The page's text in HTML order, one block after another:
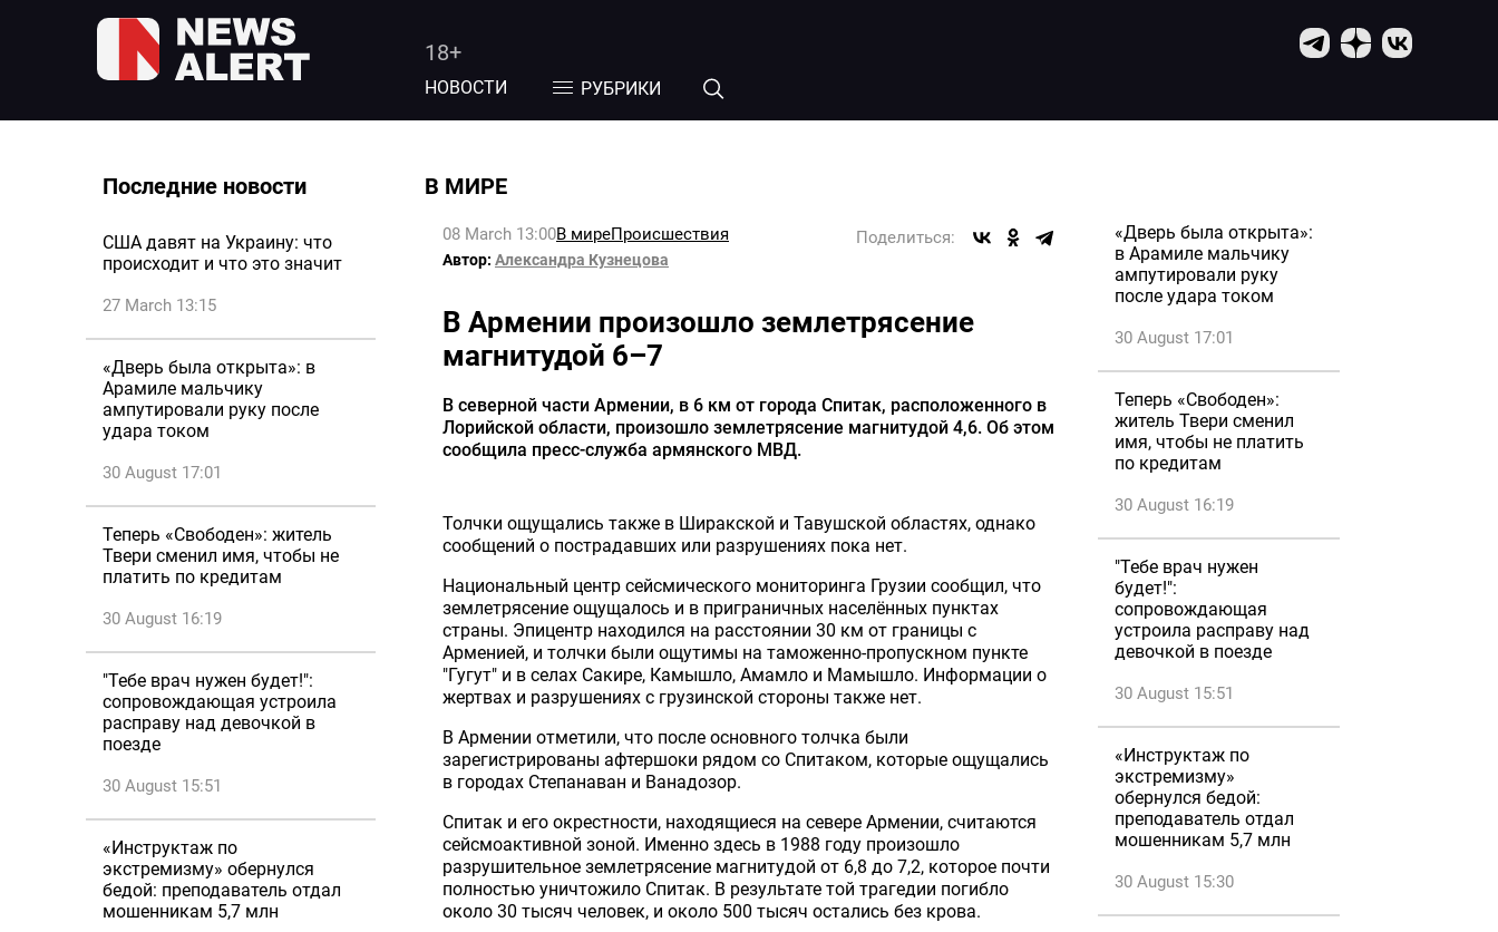
18+
НОВОСТИ РУБРИКИ
Последние новости
США давят на Украину: что
происходит и что это значит
27 March 13:15
«Дверь была открыта»: в
Арамиле мальчику
ампутировали руку после
удара током
30 August 17:01
Теперь «Свободен»: житель
Твери сменил имя, чтобы не
платить по кредитам
30 August 16:19
"Тебе врач нужен будет!":
сопровождающая устроила
расправу над девочкой в
поезде
30 August 15:51
«Инструктаж по
экстремизму» обернулся
бедой: преподаватель отдал
мошенникам 5,7 млн
В МИРЕ
08 March 13:00В миреПроисшествия Поделиться:
Автор: Александра Кузнецова
В Армении произошло землетрясение
магнитудой 6–7
В северной части Армении, в 6 км от города Спитак, расположенного в
Лорийской области, произошло землетрясение магнитудой 4,6. Об этом
сообщила пресс-служба армянского МВД.
Толчки ощущались также в Ширакской и Тавушской областях, однако
сообщений о пострадавших или разрушениях пока нет.
Национальный центр сейсмического мониторинга Грузии сообщил, что
землетрясение ощущалось и в приграничных населённых пунктах
страны. Эпицентр находился на расстоянии 30 км от границы с
Арменией, и толчки были ощутимы на таможенно-пропускном пункте
"Гугут" и в селах Сакире, Камышло, Амамло и Мамышло. Информации о
жертвах и разрушениях с грузинской стороны также нет.
В Армении отметили, что после основного толчка были
зарегистрированы афтершоки рядом со Спитаком, которые ощущались
в городах Степанаван и Ванадозор.
Спитак и его окрестности, находящиеся на севере Армении, считаются
сейсмоактивной зоной. Именно здесь в 1988 году произошло
разрушительное землетрясение магнитудой от 6,8 до 7,2, которое почти
полностью уничтожило Спитак. В результате той трагедии погибло
около 30 тысяч человек, и около 500 тысяч остались без крова.
«Дверь была открыта»:
в Арамиле мальчику
ампутировали руку
после удара током
30 August 17:01
Теперь «Свободен»:
житель Твери сменил
имя, чтобы не платить
по кредитам
30 August 16:19
"Тебе врач нужен
будет!":
сопровождающая
устроила расправу над
девочкой в поезде
30 August 15:51
«Инструктаж по
экстремизму»
обернулся бедой:
преподаватель отдал
мошенникам 5,7 млн
30 August 15:30